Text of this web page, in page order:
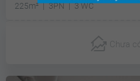
225m²
3PN 3 WC
Chưa có